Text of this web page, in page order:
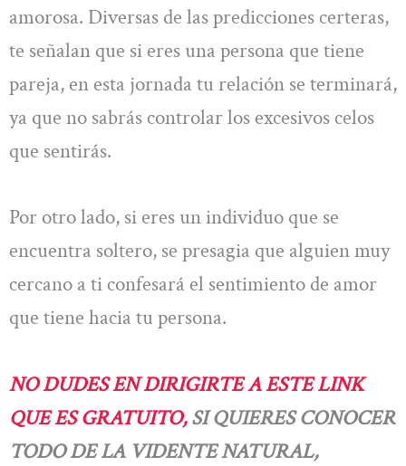
amorosa. Diversas de las predicciones certeras,
te señalan que si eres una persona que tiene
pareja, en esta jornada tu relación se terminará,
ya que no sabrás controlar los excesivos celos
que sentirás.
Por otro lado, si eres un individuo que se
encuentra soltero, se presagia que alguien muy
cercano a ti confesará el sentimiento de amor
que tiene hacia tu persona.
NO DUDES EN DIRIGIRTE A ESTE LINK
QUE ES GRATUITO,SI QUIERES CONOCER
TODO DE LA VIDENTE NATURAL,